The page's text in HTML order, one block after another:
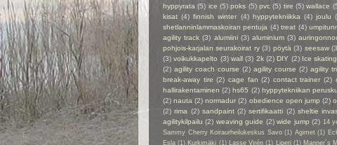
hyppyrata (5) ice (5) poks (5) pvc (5) tire (5) wallace
kisat (4) finnish winter (4) hyppytekniikka (4) joulu
shetlanninlammaskoiran pentuja (4) treat (4)
agility track (3) alumiini (3) aluminium (3)
pohjois-karjalan seurakoirat ry (3) pöytä (3) seesaw
(3) voikukkapelto (3) wall (3) 2k (2) DIY (2) Ice skating
(2) agility coach course (2) agility course (2) agility
break-away tire (2) cage fan (2) contact trainer (2)
hallirakentaminen (2) hs65 (2) hyppytekniikan
(2) nauta (2) normadur (2) obedience open jump (2)
(2) rima (2) sandpaint (2) sertifikaatti (2) sheltie
agilitykilpailu (2) weaving guide (2) wide jump (2) 14
Sammy Cherry Koiraurheilukeskus Savo (1) Agimet (1)
Esla (1) Kurkimäki (1) Lasse Virén (1) Liperi (1) Manner´s